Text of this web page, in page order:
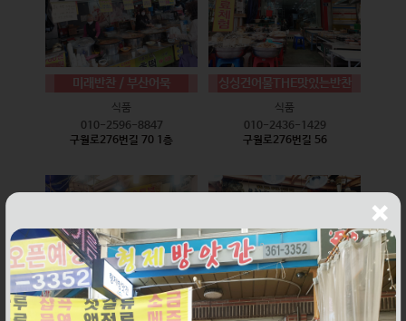
미래반찬 / 부산어묵
식품
010-2596-8847
구월로276번길 70 1층
싱싱건어물THE맛있는반찬
식품
010-2436-1429
구월로276번길 56
웰빙즉석손두부 윤하네건어물